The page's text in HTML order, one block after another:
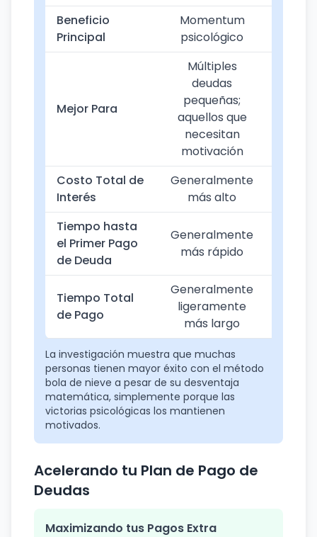
Beneficio
Principal
Momentum
psicológico
Mejor Para
Múltiples
deudas
pequeñas;
aquellos que
necesitan
motivación
Costo Total de
Interés
Generalmente
más alto
Tiempo hasta
el Primer Pago
de Deuda
Generalmente
más rápido
Tiempo Total
de Pago
Generalmente
ligeramente
más largo
La investigación muestra que muchas
personas tienen mayor éxito con el método
bola de nieve a pesar de su desventaja
matemática, simplemente porque las
victorias psicológicas los mantienen
motivados.
Acelerando tu Plan de Pago de
Deudas
Maximizando tus Pagos Extra